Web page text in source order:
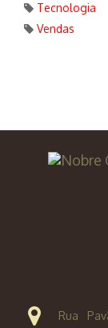
Tecnologia
Vendas
Rua